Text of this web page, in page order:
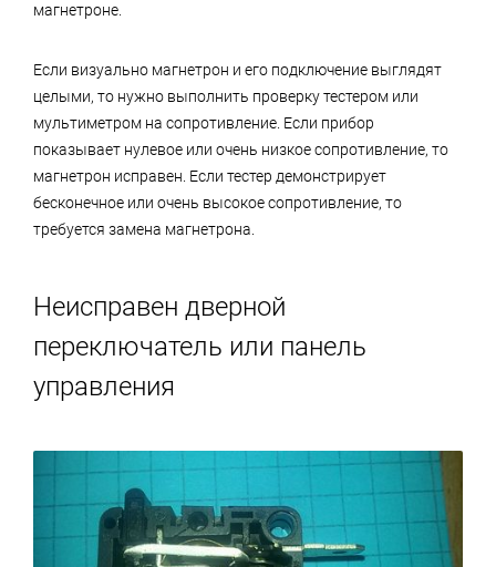
магнетроне.
Если визуально магнетрон и его подключение выглядят
целыми, то нужно выполнить проверку тестером или
мультиметром на сопротивление. Если прибор
показывает нулевое или очень низкое сопротивление, то
магнетрон исправен. Если тестер демонстрирует
бесконечное или очень высокое сопротивление, то
требуется замена магнетрона.
Неисправен дверной
переключатель или панель
управления